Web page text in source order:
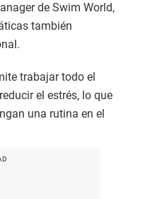
de Swim World,
también
trabajar todo el
el estrés, lo que
una rutina en el